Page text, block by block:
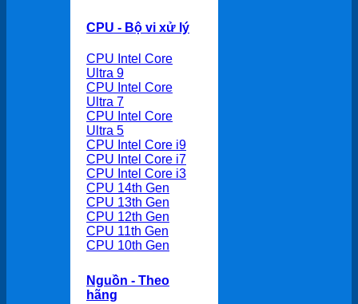
CPU - Bộ vi xử lý
CPU Intel Core
Ultra 9
CPU Intel Core
Ultra 7
CPU Intel Core
Ultra 5
CPU Intel Core i9
CPU Intel Core i7
CPU Intel Core i3
CPU 14th Gen
CPU 13th Gen
CPU 12th Gen
CPU 11th Gen
CPU 10th Gen
Nguồn - Theo
hãng